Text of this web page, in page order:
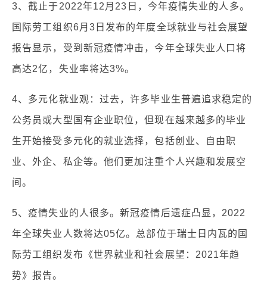
3、截止于2022年12月23日，今年疫情失业的人多。
国际劳工组织6月3日发布的年度全球就业与社会展望
报告显示，受到新冠疫情冲击，今年全球失业人口将
高达2亿，失业率将达3%。
4、多元化就业观：过去，许多毕业生普遍追求稳定的
公务员或大型国有企业职位，但现在越来越多的毕业
生开始接受多元化的就业选择，包括创业、自由职
业、外企、私企等。他们更加注重个人兴趣和发展空
间。
5、疫情失业的人很多。新冠疫情后遗症凸显，2022
年全球失业人数将达05亿。总部位于瑞士日内瓦的国
际劳工组织发布《世界就业和社会展望：2021年趋
势》报告。